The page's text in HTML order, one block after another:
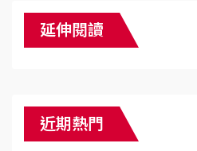
延伸閱讀
近期熱門